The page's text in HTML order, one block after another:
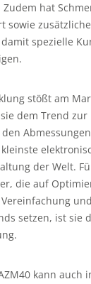
hat
sowie
spezielle
stößt am
dem Trend
der Welt.
die auf
setzen, ist sie
kann auch